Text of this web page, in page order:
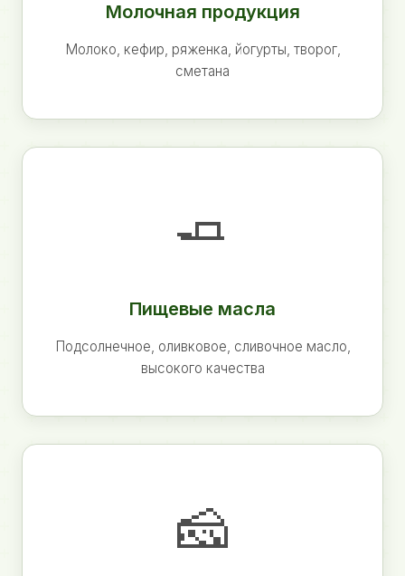
Молочная продукция
Молоко, кефир, ряженка, йогурты, творог,
сметана
🧈
Пищевые масла
Подсолнечное, оливковое, сливочное масло,
высокого качества
🧀